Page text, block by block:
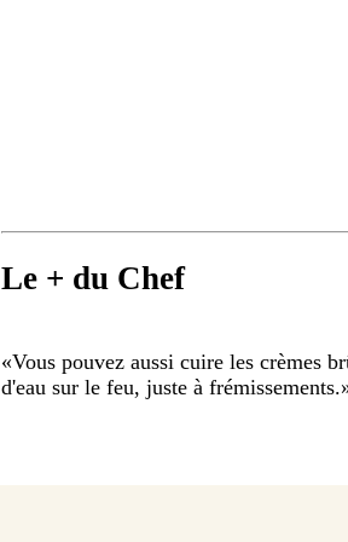
Le + du Chef
«Vous pouvez aussi cuire les crèmes
d'eau sur le feu, juste à frémissements.